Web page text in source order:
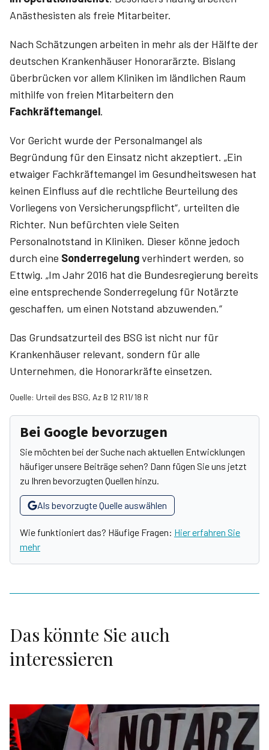
Anästhesisten als freie Mitarbeiter.
Nach Schätzungen arbeiten in mehr als der Hälfte der
deutschen Krankenhäuser Honorarärzte. Bislang
überbrücken vor allem Kliniken im ländlichen Raum
mithilfe von freien Mitarbeitern den
Fachkräftemangel.
Vor Gericht wurde der Personalmangel als
Begründung für den Einsatz nicht akzeptiert. „Ein
etwaiger Fachkräftemangel im Gesundheitswesen hat
keinen Einfluss auf die rechtliche Beurteilung des
Vorliegens von Versicherungspflicht“, urteilten die
Richter. Nun befürchten viele Seiten
Personalnotstand in Kliniken. Dieser könne jedoch
durch eine Sonderregelungverhindert werden, so
Ettwig. „Im Jahr 2016 hat die Bundesregierung bereits
eine entsprechende Sonderregelung für Notärzte
geschaffen, um einen Notstand abzuwenden.“
Das Grundsatzurteil des BSG ist nicht nur für
Krankenhäuser relevant, sondern für alle
Unternehmen, die Honorarkräfte einsetzen.
Quelle: Urteil des BSG, Az B 12 R11/18 R
Bei Google bevorzugen
Sie möchten bei der Suche nach aktuellen Entwicklungen
häufiger unsere Beiträge sehen? Dann fügen Sie uns jetzt
zu Ihren bevorzugten Quellen hinzu.
Als bevorzugte Quelle auswählen
Wie funktioniert das? Häufige Fragen: Hier erfahren Sie
mehr
Das könnte Sie auch
interessieren